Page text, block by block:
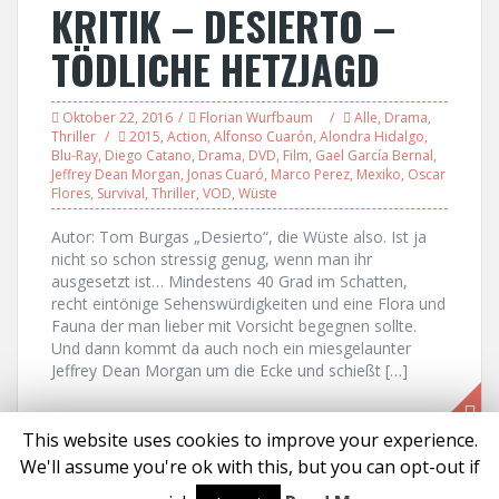
KRITIK – DESIERTO –
TÖDLICHE HETZJAGD
Oktober 22, 2016 Florian Wurfbaum Alle, Drama,
Thriller
2015, Action, Alfonso Cuarón, Alondra Hidalgo,
Blu-Ray, Diego Catano, Drama, DVD, Film, Gael García Bernal,
Jeffrey Dean Morgan, Jonas Cuaró, Marco Perez, Mexiko, Oscar
Flores, Survival, Thriller, VOD, Wüste
Autor: Tom Burgas „Desierto“, die Wüste also. Ist ja
nicht so schon stressig genug, wenn man ihr
ausgesetzt ist… Mindestens 40 Grad im Schatten,
recht eintönige Sehenswürdigkeiten und eine Flora und
Fauna der man lieber mit Vorsicht begegnen sollte.
Und dann kommt da auch noch ein miesgelaunter
Jeffrey Dean Morgan um die Ecke und schießt […]
Proudly powered by WordPress |Theme: Solon by aThemes
This website uses cookies to improve your experience.
We'll assume you're ok with this, but you can opt-out if